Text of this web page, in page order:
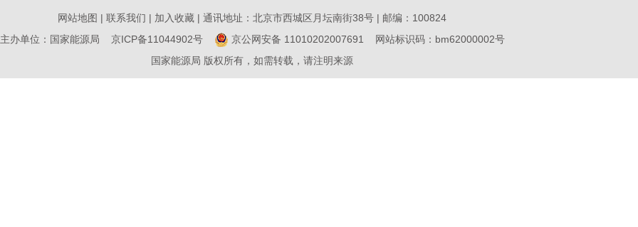
网站地图 | 联系我们 | 加入收藏 | 通讯地址：北京市西城区月坛南街38号 | 邮编：100824
主办单位：国家能源局 京ICP备11044902号 京公网安备 11010202007691
网站标识码：bm62000002号
国家能源局 版权所有，如需转载，请注明来源